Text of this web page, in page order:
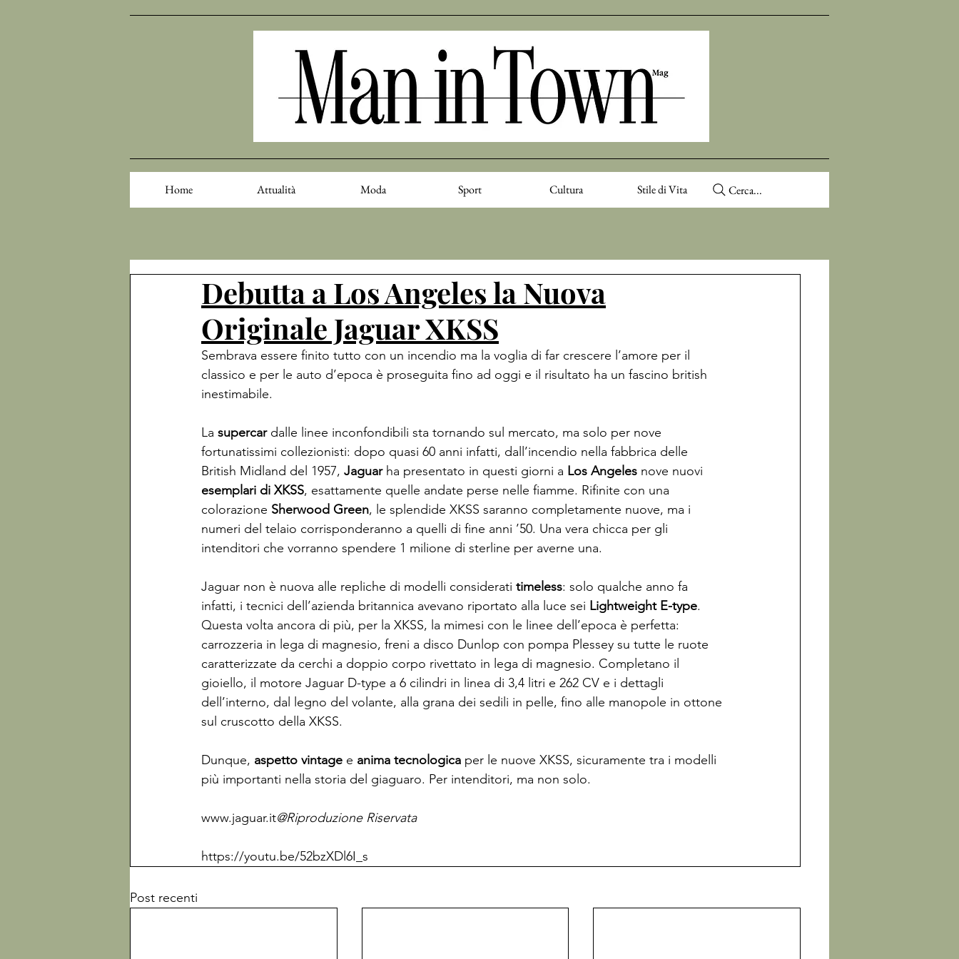
Home Attualità Moda Sport Cultura Stile di Vita Cerca...
Debutta a Los Angeles la Nuova
Originale Jaguar XKSS
Sembrava essere finito tutto con un incendio ma la voglia di far crescere l’amore per il
classico e per le auto d’epoca è proseguita fino ad oggi e il risultato ha un fascino british
inestimabile.
La supercar dalle linee inconfondibili sta tornando sul mercato, ma solo per nove
fortunatissimi collezionisti: dopo quasi 60 anni infatti, dall’incendio nella fabbrica delle
British Midland del 1957, Jaguar ha presentato in questi giorni a Los Angeles nove nuovi
esemplari di XKSS, esattamente quelle andate perse nelle fiamme. Rifinite con una
colorazione Sherwood Green, le splendide XKSS saranno completamente nuove, ma i
numeri del telaio corrisponderanno a quelli di fine anni ’50. Una vera chicca per gli
intenditori che vorranno spendere 1 milione di sterline per averne una.
Jaguar non è nuova alle repliche di modelli considerati timeless: solo qualche anno fa
infatti, i tecnici dell’azienda britannica avevano riportato alla luce sei Lightweight E-type.
Questa volta ancora di più, per la XKSS, la mimesi con le linee dell’epoca è perfetta:
carrozzeria in lega di magnesio, freni a disco Dunlop con pompa Plessey su tutte le ruote
caratterizzate da cerchi a doppio corpo rivettato in lega di magnesio. Completano il
gioiello, il motore Jaguar D-type a 6 cilindri in linea di 3,4 litri e 262 CV e i dettagli
dell’interno, dal legno del volante, alla grana dei sedili in pelle, fino alle manopole in ottone
sul cruscotto della XKSS.
Dunque, aspetto vintage e anima tecnologica per le nuove XKSS, sicuramente tra i modelli
più importanti nella storia del giaguaro. Per intenditori, ma non solo.
www.jaguar.it@Riproduzione Riservata
https://youtu.be/52bzXDl6I_s
Post recenti